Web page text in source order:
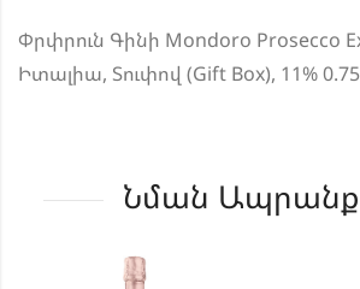
Փրփրուն Գինի Mondoro Prosecco
Իտալիա, Տուփով (Gift Box), 11%
Նման